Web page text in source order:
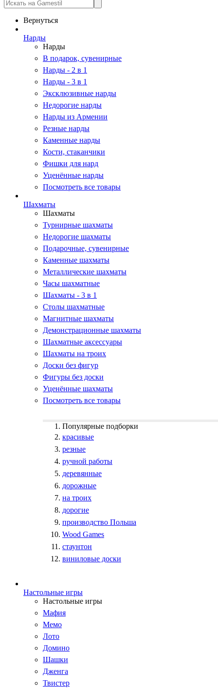
Вернуться
Нарды
Нарды
В подарок, сувенирные
Нарды - 2 в 1
Нарды - 3 в 1
Эксклюзивные нарды
Недорогие нарды
Нарды из Армении
Резные нарды
Каменные нарды
Кости, стаканчики
Фишки для нард
Уценённые нарды
Посмотреть все товары
Шахматы
Шахматы
Турнирные шахматы
Недорогие шахматы
Подарочные, сувенирные
Каменные шахматы
Металлические шахматы
Часы шахматные
Шахматы - 3 в 1
Столы шахматные
Магнитные шахматы
Демонстрационные шахматы
Шахматные аксессуары
Шахматы на троих
Доски без фигур
Фигуры без доски
Уценённые шахматы
Посмотреть все товары
Популярные подборки
красивые
резные
ручной работы
деревянные
дорожные
на троих
дорогие
производство Польша
Wood Games
стаунтон
виниловые доски
Настольные игры
Настольные игры
Мафия
Мемо
Лото
Домино
Шашки
Дженга
Твистер